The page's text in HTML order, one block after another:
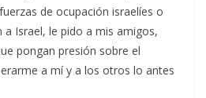
de ocupación israelíes o
Israel, le pido a mis amigos,
pongan presión sobre el
a mí y a los otros lo antes